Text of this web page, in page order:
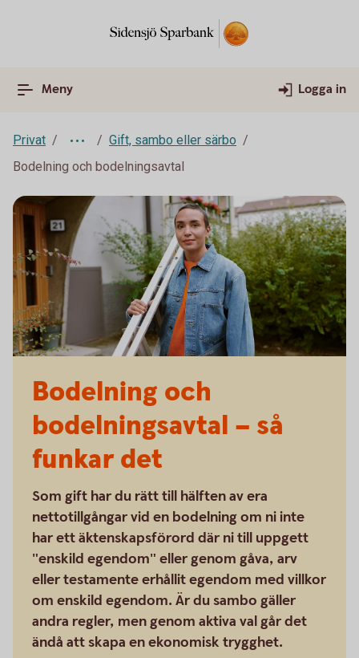
Meny Logga in
Privat
Gift, sambo eller särbo
Bodelning och bodelningsavtal
Bodelning och
bodelningsavtal – så
funkar det
Som gift har du rätt till hälften av era
nettotillgångar vid en bodelning om ni inte
har ett äktenskapsförord där ni till uppgett
"enskild egendom" eller genom gåva, arv
eller testamente erhållit egendom med villkor
om enskild egendom. Är du sambo gäller
andra regler, men genom aktiva val går det
ändå att skapa en ekonomisk trygghet.